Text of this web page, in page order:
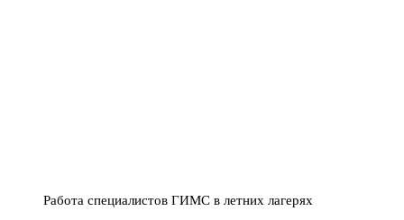
Работа специалистов ГИМС в летних лагерях